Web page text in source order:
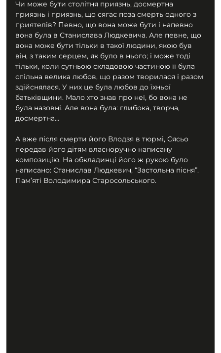
Чи може бути столітня приязнь, досмертна
приязнь і приязнь, що сягає поза смерть одного з
приятелів? Певно, що вона може бути і напевно
вона була в Станислава Людкевича. Але певне, що
вона може бути тільки в такої людини, якою був
він, з таким серцем, як було в нього; і може тоді
тільки, коли сутньою складовою частиною її була
спільна велика любов, що разом творилася і разом
здійснялася. У них це була любов до їхньої
батьківщини. Мало хто знав про неї, бо вона не
була назовні. Але вона була: глибока, творча,
досмертна…
А вже після смерти його Влодзя в тюрмі, Сясьо
передав його дітям власноручно написану
композицію. На обкладинці його ж рукою було
написано: Станислав Людкевич, “Застольна пісня”.
Пам’яті Володимира Старосольського.